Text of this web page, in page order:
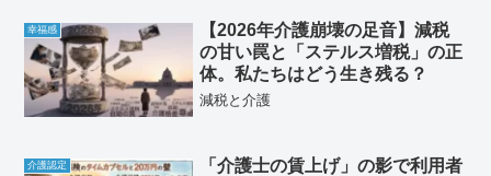
幸福感
【2026年介護崩壊の足音】減税
の甘い罠と「ステルス増税」の正
体。私たちはどう生き残る？
減税と介護
介護認定
「介護士の賃上げ」の影で利用者